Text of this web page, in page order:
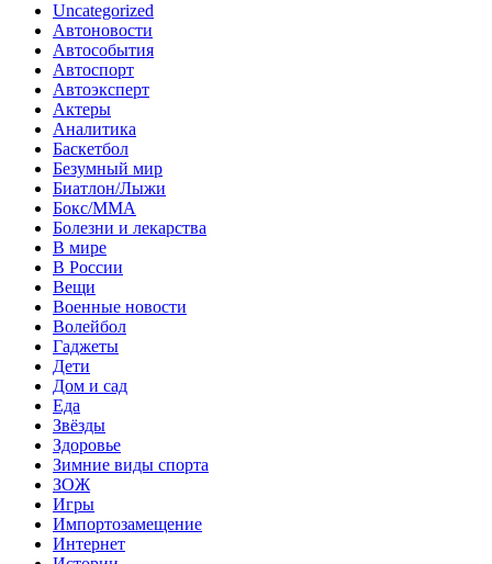
Uncategorized
Автоновости
Автособытия
Автоспорт
Автоэксперт
Актеры
Аналитика
Баскетбол
Безумный мир
Биатлон/Лыжи
Бокс/MMA
Болезни и лекарства
В мире
В России
Вещи
Военные новости
Волейбол
Гаджеты
Дети
Дом и сад
Еда
Звёзды
Здоровье
Зимние виды спорта
ЗОЖ
Игры
Импортозамещение
Интернет